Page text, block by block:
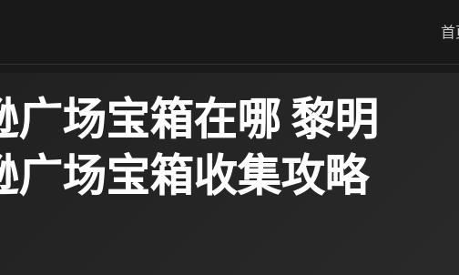
首
场宝箱在哪 黎明
广场宝箱收集攻略